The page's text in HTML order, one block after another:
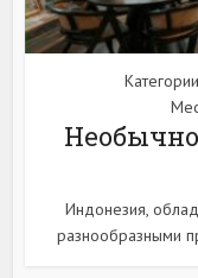
Индонезия,
разнообразными